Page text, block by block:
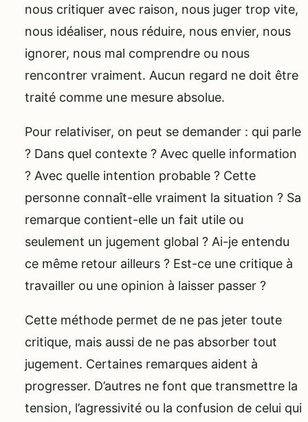
nous critiquer avec raison, nous juger trop vite,
nous idéaliser, nous réduire, nous envier, nous
ignorer, nous mal comprendre ou nous
rencontrer vraiment. Aucun regard ne doit être
traité comme une mesure absolue.
Pour relativiser, on peut se demander : qui parle
? Dans quel contexte ? Avec quelle information
? Avec quelle intention probable ? Cette
personne connaît-elle vraiment la situation ? Sa
remarque contient-elle un fait utile ou
seulement un jugement global ? Ai-je entendu
ce même retour ailleurs ? Est-ce une critique à
travailler ou une opinion à laisser passer ?
Cette méthode permet de ne pas jeter toute
critique, mais aussi de ne pas absorber tout
jugement. Certaines remarques aident à
progresser. D’autres ne font que transmettre la
tension, l’agressivité ou la confusion de celui qui